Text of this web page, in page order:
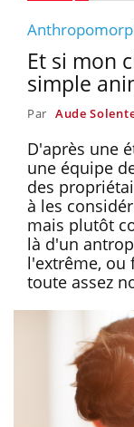
Et si mon
simple
Par Aude
D'après une
une équipe
des
à les
mais plutôt
là d'un
l'extrême, ou
toute assez